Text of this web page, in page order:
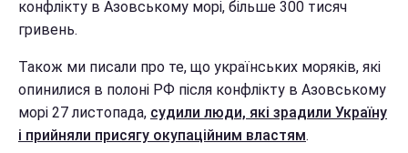
конфлікту в Азовському морі, більше 300 тисяч
гривень.
Також ми писали про те, що українських моряків, які
опинилися в полоні РФ після конфлікту в Азовському
морі 27 листопада, судили люди, які зрадили Україну
і прийняли присягу окупаційним властям.